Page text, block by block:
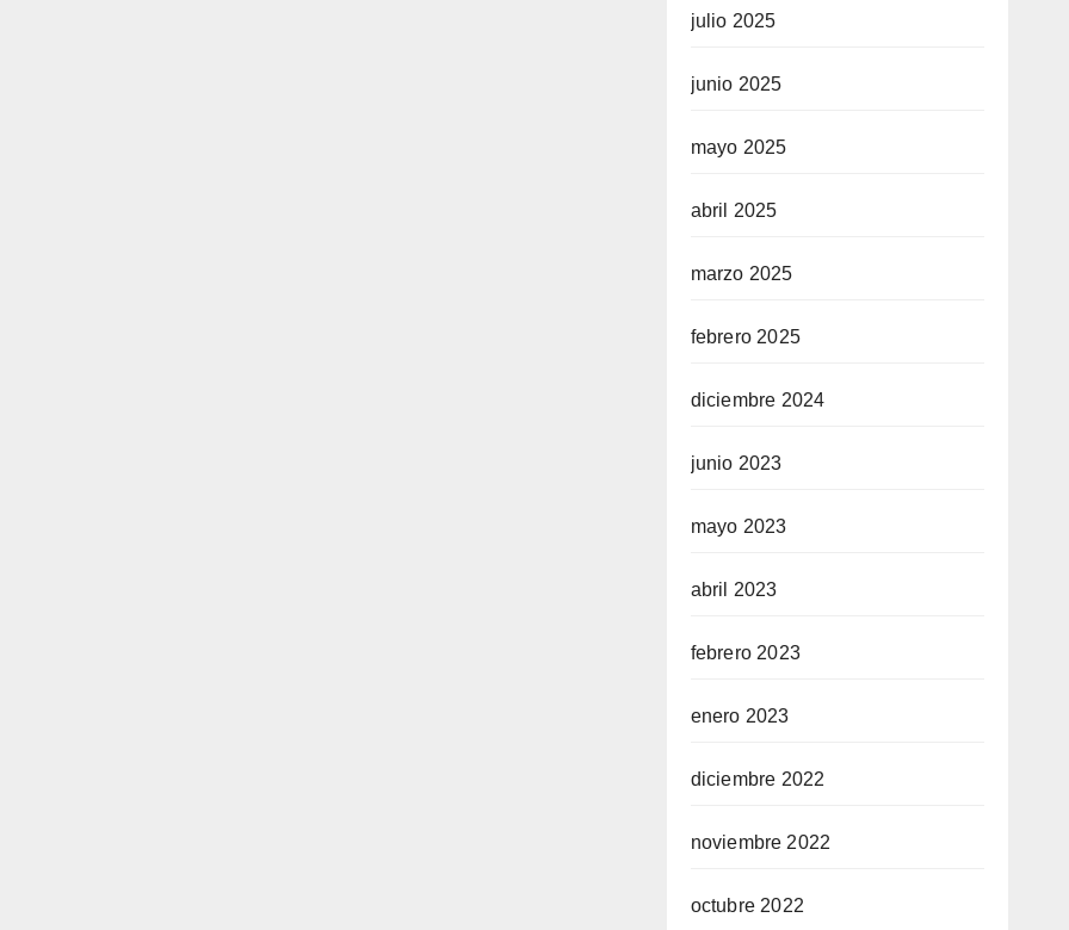
julio 2025
junio 2025
mayo 2025
abril 2025
marzo 2025
febrero 2025
diciembre 2024
junio 2023
mayo 2023
abril 2023
febrero 2023
enero 2023
diciembre 2022
noviembre 2022
octubre 2022